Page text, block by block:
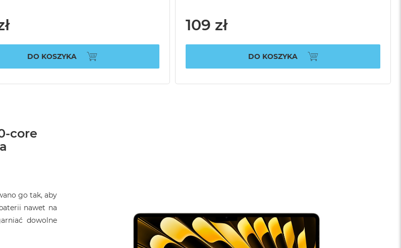
DO KOSZYKA
109 zł
DO KOSZYKA
core
go tak, aby
nawet na
dowolne